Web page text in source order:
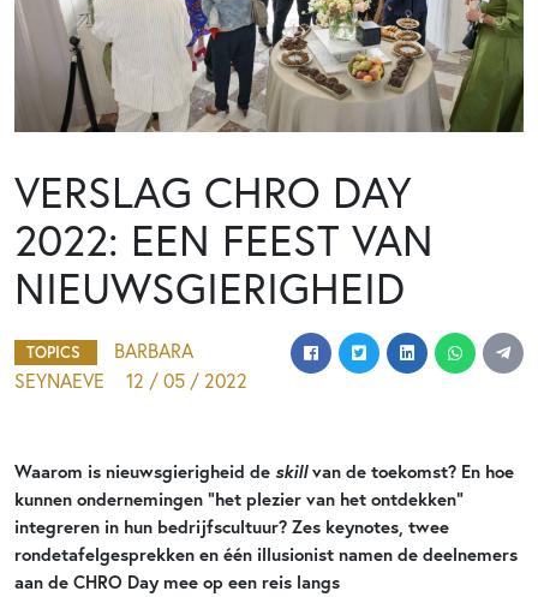
VERSLAG CHRO DAY
2022: EEN FEEST VAN
NIEUWSGIERIGHEID
TOPICS
BARBARA
SEYNAEVE
12 / 05 / 2022
Waarom is nieuwsgierigheid de skillvan de toekomst? En hoe
kunnen ondernemingen “het plezier van het ontdekken”
integreren in hun bedrijfscultuur? Zes keynotes, twee
rondetafelgesprekken en één illusionist namen de deelnemers
aan de CHRO Day mee op een reis langs